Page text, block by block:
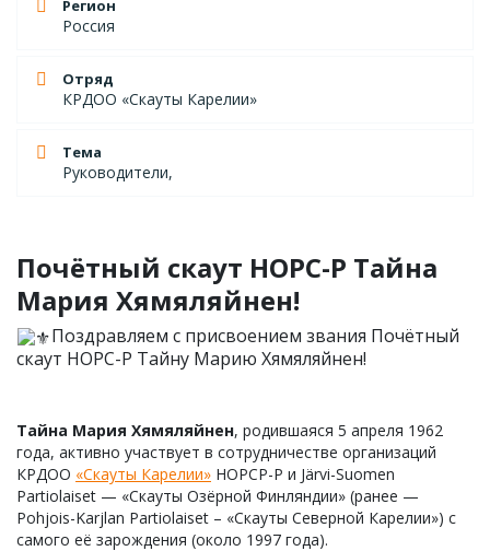
Регион
Россия
Отряд
КРДОО «Скауты Карелии»
Тема
Руководители,
Почётный скаут НОРС-Р Тайна
Мария Хямяляйнен!
Поздравляем с присвоением звания Почётный
скаут НОРС-Р Тайну Марию Хямяляйнен!
Тайна Мария Хямяляйнен, родившаяся 5 апреля 1962
года, активно участвует в сотрудничестве организаций
КРДОО «Скауты Карелии» НОРСР-Р и Järvi-Suomen
Partiolaiset — «Скауты Озёрной Финляндии» (ранее —
Pohjois-Karjlan Partiolaiset – «Скауты Северной Карелии») с
самого её зарождения (около 1997 года).